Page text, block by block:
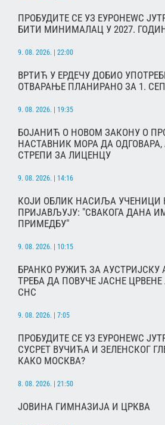
ПРОБУДИТЕ СЕ УЗ ЕУРОНЕWС
БИТИ МИНИМАЛАЦ У 2027.
9. 08. 2026. | 22:00
ВРТИЋ У ЕРДЕЧУ ДОБИО
ОТВАРАЊЕ ПЛАНИРАНО ЗА 1.
9. 08. 2026. | 19:35
БОЈАНИЋ О НОВОМ ЗАКОНУ О
НАСТАВНИК МОРА ДА
СТРЕПИ ЗА ЛИЦЕНЦУ
9. 08. 2026. | 14:16
КОЈИ ОБЛИК НАСИЉА УЧЕНИЦИ
ПРИЈАВЉУЈУ: "СВАКОГА ДАНА
ПРИМЕДБУ"
9. 08. 2026. | 10:15
БРАНКО РУЖИЋ ЗА АУСТРИЈСКУ
ТРЕБА ДА ПОВУЧЕ ЈАСНЕ
СНС
9. 08. 2026. | 7:05
ПРОБУДИТЕ СЕ УЗ ЕУРОНЕWС
СУСРЕТ ВУЧИЋА И ЗЕЛЕНСКОГ
КАКО МОСКВА?
8. 08. 2026. | 21:50
ЈОВИНА ГИМНАЗИЈА И ЦРКВА